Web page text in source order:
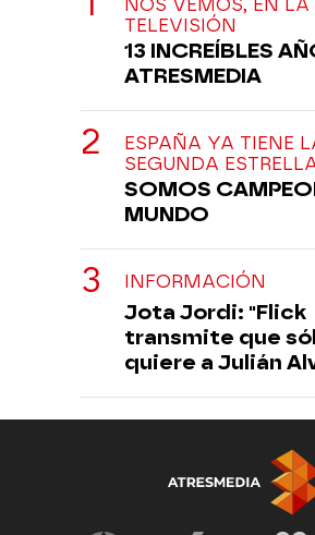
NOS VEMOS, EN LA
TELEVISIÓN
13 INCREÍBLES
ATRESMEDIA
ESPAÑA YA TIENE
SEGUNDA
SOMOS
MUNDO
INFORMACIÓN
Jota Jordi: "Flick
transmite que
quiere a Julián